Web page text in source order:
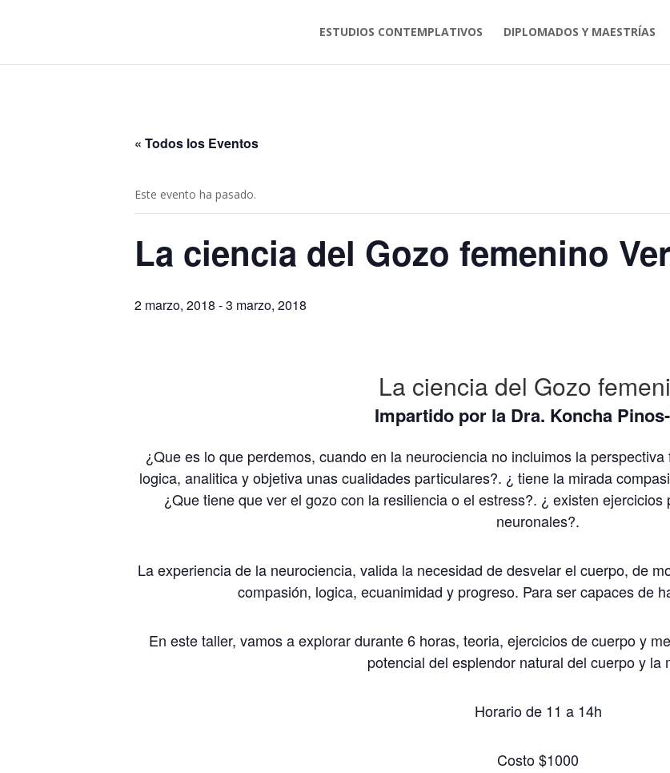
ESTUDIOS CONTEMPLATIVOS DIPLOMADOS Y MAESTRÍAS
« Todos los Eventos
Este evento ha pasado.
La ciencia del Gozo femenino
2 marzo, 2018 -3 marzo, 2018
La ciencia del Gozo
Impartido por la Dra. Koncha
¿Que es lo que perdemos, cuando en la neurociencia no incluimos la
logica, analitica y objetiva unas cualidades particulares?. ¿ tiene la mirada
¿Que tiene que ver el gozo con la resiliencia o el estress?. ¿ existen
neuronales?.
La experiencia de la neurociencia, valida la necesidad de desvelar el cuerpo, de
compasión, logica, ecuanimidad y progreso. Para ser capaces de
En este taller, vamos a explorar durante 6 horas, teoria, ejercicios de cuerpo y
potencial del esplendor natural del cuerpo y la
Horario de 11 a 14h
Costo $1000